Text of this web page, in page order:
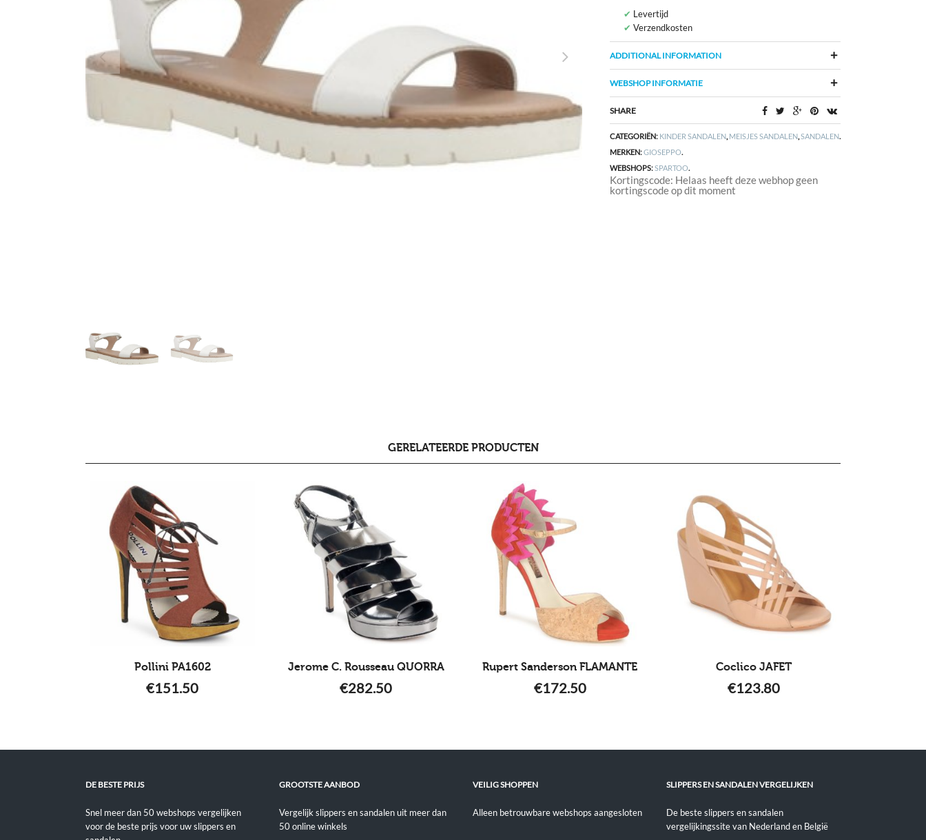
Levertijd
Verzendkosten
ADDITIONAL INFORMATION
WEBSHOP INFORMATIE
SHARE
CATEGORIËN: KINDER SANDALEN, MEISJES SANDALEN,SANDALEN.
MERKEN:GIOSEPPO.
WEBSHOPS:SPARTOO.
Kortingscode: Helaas heeft deze webhop geen
kortingscode op dit moment
GERELATEERDE PRODUCTEN
Pollini PA1602
€151.50
Jerome C. Rousseau QUORRA
€282.50
Rupert Sanderson FLAMANTE
€172.50
Coclico JAFET
€123.80
DE BESTE PRIJS
Snel meer dan 50 webshops vergelijken
voor de beste prijs voor uw slippers en
GROOTSTE AANBOD
Vergelijk slippers en sandalen uit meer dan
50 online winkels
VEILIG SHOPPEN
Alleen betrouwbare webshops aangesloten
SLIPPERS EN SANDALEN VERGELIJKEN
De beste slippers en sandalen
vergelijkingssite van Nederland en België